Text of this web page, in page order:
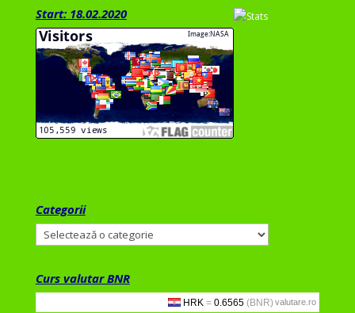
Start: 18.02.2020
Categorii
Categorii
Curs valutar BNR
valutare.ro